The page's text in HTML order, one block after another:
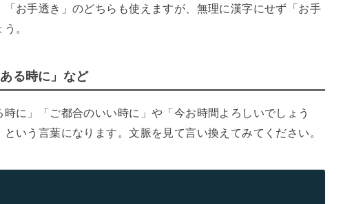
お手透き」のどちらも使えますが、無理に漢字にせず「お手
。
る時に」など
時に」「ご都合のいい時に」や「今お時間よろしいでしょう
いう言葉になります。文脈を見て言い換えてみてください。